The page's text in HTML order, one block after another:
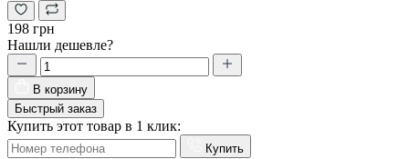
198 грн
Нашли дешевле?
В корзину
Быстрый заказ
Купить этот товар в 1 клик:
Купить